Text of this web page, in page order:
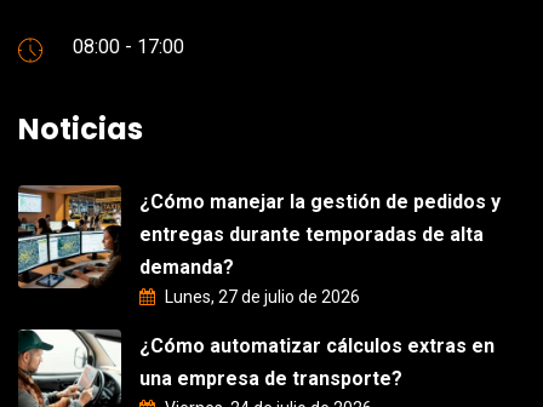
08:00 - 17:00
Noticias
¿Cómo manejar la gestión de pedidos y
entregas durante temporadas de alta
demanda?
Lunes, 27 de julio de 2026
¿Cómo automatizar cálculos extras en
una empresa de transporte?